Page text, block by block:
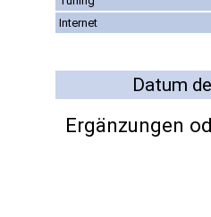
Internet
Datum
Ergänzungen